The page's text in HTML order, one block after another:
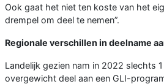
Ook gaat het niet ten koste van het
drempel om deel te nemen”.
Regionale verschillen in deelname
Landelijk gezien nam in 2022 slechts
overgewicht deel aan een GLI-